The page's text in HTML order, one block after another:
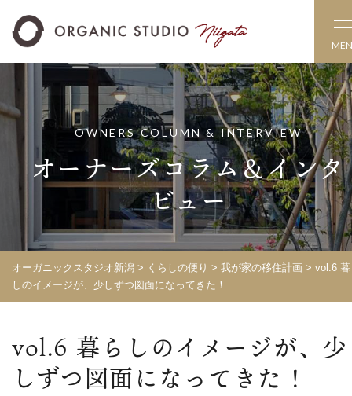
OWNERS COLUMN & INTERVIEW
オーナーズコラム＆インタ
ビュー
オーガニックスタジオ新潟 > くらしの便り > 我が家の移住計画 > vol.6
しのイメージが、少しずつ図面になってきた！
vol.6 暮らしのイメージが、少
しずつ図面になってきた！